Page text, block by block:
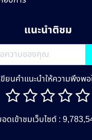
แนะนำติชม
ขียนคำแนะนำให้ความพึงพอ
ดเข้าชมเว็บไซต์ :